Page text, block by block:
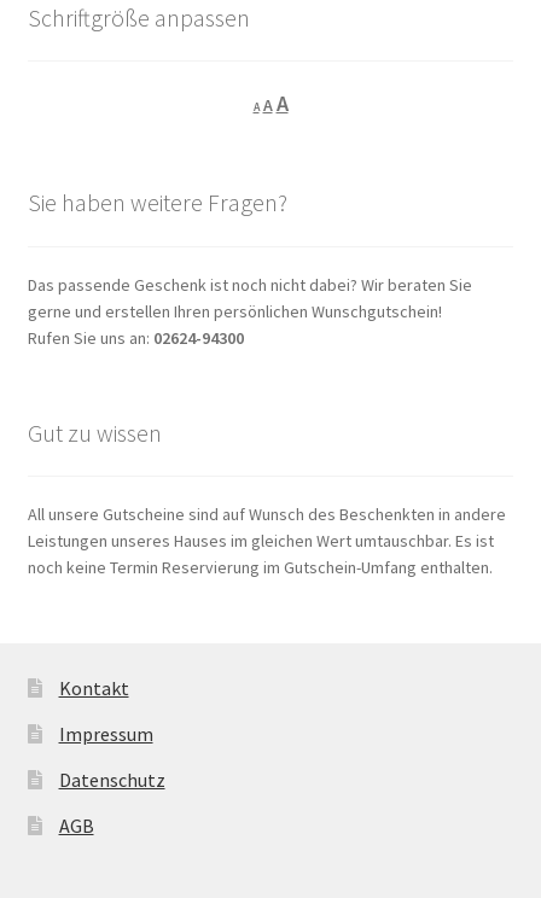
Schriftgröße anpassen
A
Decrease
font
A Reset
AIncrease
Sie haben weitere Fragen?
Das passende Geschenk ist noch nicht dabei? Wir beraten Sie
gerne und erstellen Ihren persönlichen Wunschgutschein!
Rufen Sie uns an: 02624-94300
Gut zu wissen
All unsere Gutscheine sind auf Wunsch des Beschenkten in andere
Leistungen unseres Hauses im gleichen Wert umtauschbar. Es ist
noch keine Termin Reservierung im Gutschein-Umfang enthalten.
Kontakt
Impressum
Datenschutz
AGB